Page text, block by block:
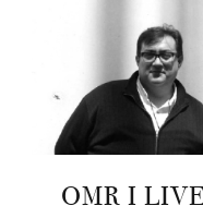
OMR I